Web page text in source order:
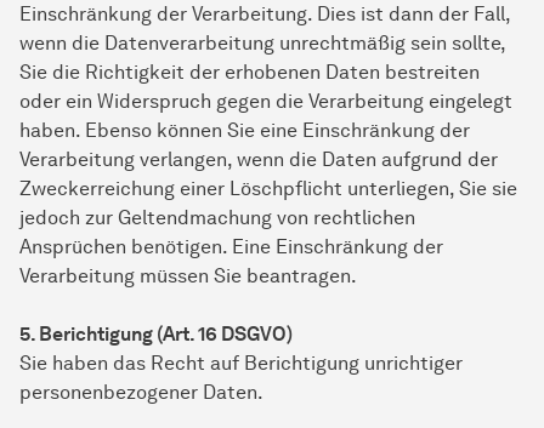
Einschränkung der Verarbeitung. Dies ist dann der Fall,
wenn die Datenverarbeitung unrechtmäßig sein sollte,
Sie die Richtigkeit der erhobenen Daten bestreiten
oder ein Widerspruch gegen die Verarbeitung eingelegt
haben. Ebenso können Sie eine Einschränkung der
Verarbeitung verlangen, wenn die Daten aufgrund der
Zweckerreichung einer Löschpflicht unterliegen, Sie sie
jedoch zur Geltendmachung von rechtlichen
Ansprüchen benötigen. Eine Einschränkung der
Verarbeitung müssen Sie beantragen.
5. Berichtigung (Art. 16 DSGVO)
Sie haben das Recht auf Berichtigung unrichtiger
personenbezogener Daten.